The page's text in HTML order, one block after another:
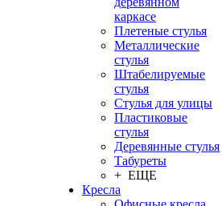
каркасе
Плетеные стулья
Металлические
стулья
Штабелируемые
стулья
Стулья для улицы
Пластиковые
стулья
Деревянные стулья
Табуреты
+ ЕЩЕ
Кресла